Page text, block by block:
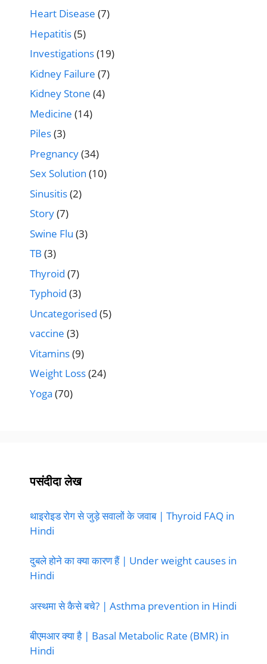
Heart Disease (7)
Hepatitis(5)
Investigations(19)
Kidney Failure (7)
Kidney Stone (4)
Medicine (14)
Piles(3)
Pregnancy(34)
Sex Solution (10)
Sinusitis(2)
Story(7)
Swine Flu (3)
TB (3)
Thyroid (7)
Typhoid (3)
Uncategorised (5)
vaccine (3)
Vitamins(9)
Weight Loss(24)
Yoga (70)
पसंदीदा लेख
थाइरोइड रोग से जुड़े सवालों के जवाब | Thyroid FAQ in
Hindi
दुबले होने का क्या कारण हैं | Under weight causes in
Hindi
अस्थमा से कैसे बचे? | Asthma prevention in Hindi
बीएमआर क्या है | Basal Metabolic Rate (BMR) in
Hindi